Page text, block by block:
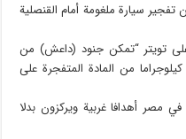
سيارة ملغومة أمام القنصلية
تويتر “تمكن جنود (داعش) من
سيارة مفخخة مركونة تحمل 450 كيلوجراما من المادة المتفجرة على
مصر أهدافا غربية ويركزون بدلا